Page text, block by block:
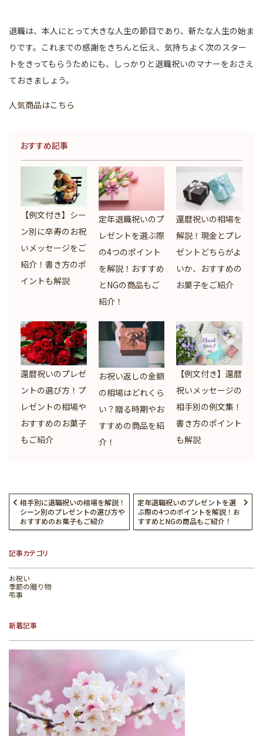
退職は、本人にとって大きな人生の節目であり、新たな人生の始ま
りです。これまでの感謝をきちんと伝え、気持ちよく次のスター
トをきってもらうためにも、しっかりと退職祝いのマナーをおさえ
ておきましょう。
人気商品はこちら
おすすめ記事
【例文付き】シー
ン別に卒寿のお祝
いメッセージをご
紹介！書き方のポ
イントも解説
定年退職祝いのプ
レゼントを選ぶ際
の4つのポイント
を解説！おすすめ
とNGの商品もご
紹介！
還暦祝いの相場を
解説！現金とプレ
ゼントどちらがよ
いか、おすすめの
お菓子をご紹介
還暦祝いのプレゼ
ントの選び方！プ
レゼントの相場や
おすすめのお菓子
もご紹介
お祝い返しの金額
の相場はどれくら
い？贈る時期やお
すすめの商品を紹
介！
【例文付き】還暦
祝いメッセージの
相手別の例文集！
書き方のポイント
も解説
相手別に退職祝いの相場を解説！
シーン別のプレゼントの選び方や
おすすめのお菓子もご紹介
定年退職祝いのプレゼントを選
ぶ際の4つのポイントを解説！お
すすめとNGの商品もご紹介！
記事カテゴリ
お祝い
季節の贈り物
弔事
新着記事